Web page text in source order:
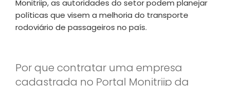
Monitriip, as autoridades do setor podem planejar
políticas que visem a melhoria do transporte
rodoviário de passageiros no país.
Por que contratar uma empresa
cadastrada no Portal Monitriip da